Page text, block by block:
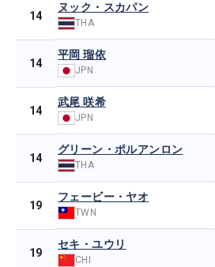
14
ヌック・スカパン
THA
14
平岡 瑠依
JPN
14
武尾 咲希
JPN
14
グリーン・ポルアンロン
THA
19
フェービー・ヤオ
TWN
19
セキ・ユウリ
CHI